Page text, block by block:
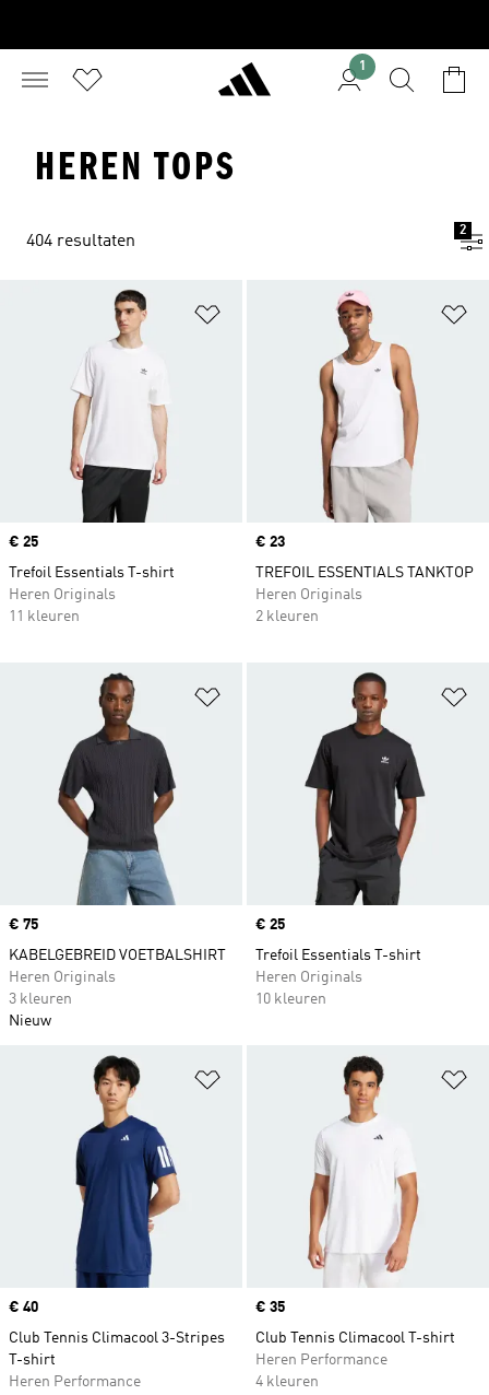
1
HEREN TOPS
404 resultaten
2
Op verlanglijst zetten
Price
€ 25
Trefoil Essentials T-shirt
Heren Originals
11 kleuren
Price
€ 23
TREFOIL ESSENTIALS TANKTOP
Heren Originals
2 kleuren
Op verlanglijst zetten
Price
€ 75
KABELGEBREID VOETBALSHIRT
Heren Originals
3 kleuren
Nieuw
Price
€ 25
Trefoil Essentials T-shirt
Heren Originals
10 kleuren
Op verlanglijst zetten
Price
€ 40
Club Tennis Climacool 3-Stripes
T-shirt
Heren Performance
Price
€ 35
Club Tennis Climacool T-shirt
Heren Performance
4 kleuren